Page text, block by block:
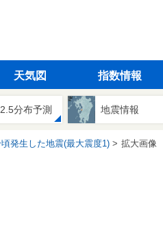
天気図 指数情報
分布予測 地震情報
発生した地震(最大震度1) 拡大画像